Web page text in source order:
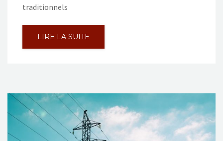
traditionnels
LIRE LA SUITE